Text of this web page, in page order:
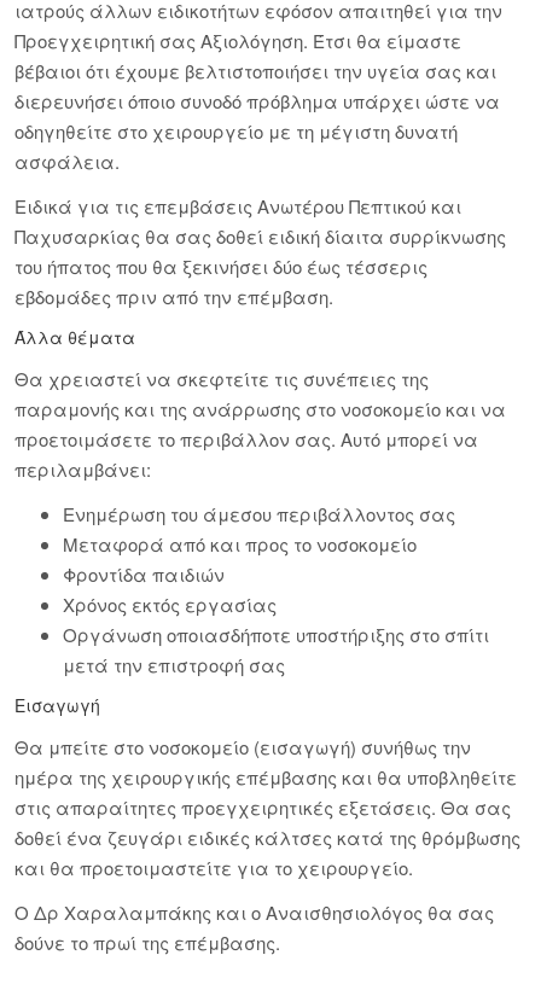
ιατρούς άλλων ειδικοτήτων εφόσον απαιτηθεί για την
Προεγχειρητική σας Αξιολόγηση. Έτσι θα είμαστε
βέβαιοι ότι έχουμε βελτιστοποιήσει την υγεία σας και
διερευνήσει όποιο συνοδό πρόβλημα υπάρχει ώστε να
οδηγηθείτε στο χειρουργείο με τη μέγιστη δυνατή
ασφάλεια.
Ειδικά για τις επεμβάσεις Ανωτέρου Πεπτικού και
Παχυσαρκίας θα σας δοθεί ειδική δίαιτα συρρίκνωσης
του ήπατος που θα ξεκινήσει δύο έως τέσσερις
εβδομάδες πριν από την επέμβαση.
Άλλα θέματα
Θα χρειαστεί να σκεφτείτε τις συνέπειες της
παραμονής και της ανάρρωσης στο νοσοκομείο και να
προετοιμάσετε το περιβάλλον σας. Αυτό μπορεί να
περιλαμβάνει:
Ενημέρωση του άμεσου περιβάλλοντος σας
Μεταφορά από και προς το νοσοκομείο
Φροντίδα παιδιών
Χρόνος εκτός εργασίας
Οργάνωση οποιασδήποτε υποστήριξης στο σπίτι
μετά την επιστροφή σας
Εισαγωγή
Θα μπείτε στο νοσοκομείο (εισαγωγή) συνήθως την
ημέρα της χειρουργικής επέμβασης και θα υποβληθείτε
στις απαραίτητες προεγχειρητικές εξετάσεις. Θα σας
δοθεί ένα ζευγάρι ειδικές κάλτσες κατά της θρόμβωσης
και θα προετοιμαστείτε για το χειρουργείο.
Ο Δρ Χαραλαμπάκης και ο Αναισθησιολόγος θα σας
δούνε το πρωί της επέμβασης.